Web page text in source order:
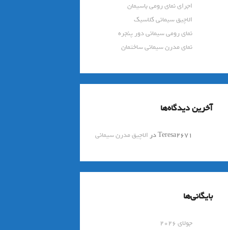
اجرای نمای رومی باسیمان
الاچیق سیمانی کلاسیک
نمای رومی سیمانی دور پنجره
نمای مدرن سیمانی ساختمان
آخرین دیدگاه‌ها
Teresa2671در الاچیق مدرن سیمانی
بایگانی‌ها
جولای 2026